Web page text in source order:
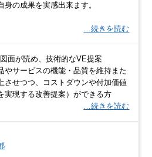
身の成果を実感出来ます。
…続きを読む
面が読め、技術的なVE提案
やサービスの機能・品質を維持また
させつつ、コストダウンや付加価値
実現する改善提案）ができる方
…続きを読む